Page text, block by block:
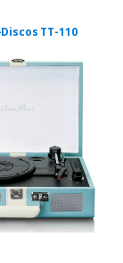
TT-110